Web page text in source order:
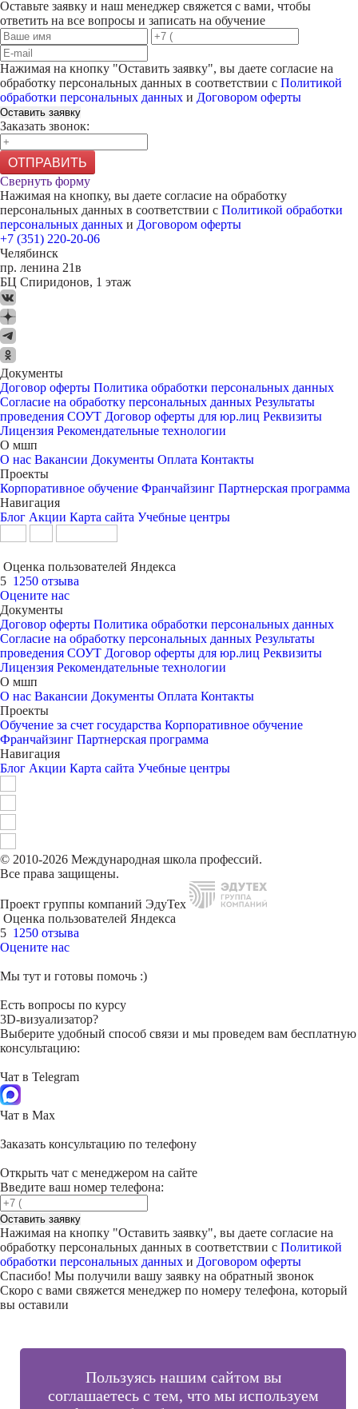
Оставьте заявку и наш менеджер свяжется с вами, чтобы
ответить на все вопросы и записать на обучение
Нажимая на кнопку "Оставить заявку", вы даете согласие на
обработку персональных данных в соответствии с Политикой
обработки персональных данных и Договором оферты
Оставить заявку
Заказать звонок:
ОТПРАВИТЬ
Свернуть форму
Нажимая на кнопку, вы даете согласие на обработку
персональных данных в соответствии с Политикой обработки
персональных данных и Договором оферты
+7 (351) 220-20-06
Челябинск
пр. ленина 21в
БЦ Спиридонов, 1 этаж
Документы
Договор оферты Политика обработки персональных данных
Согласие на обработку персональных данных Результаты
проведения СОУТ Договор оферты для юр.лиц Реквизиты
Лицензия Рекомендательные технологии
О мшп
О нас Вакансии Документы Оплата Контакты
Проекты
Корпоративное обучение Франчайзинг Партнерская программа
Навигация
Блог Акции Карта сайта Учебные центры
Оценка пользователей Яндекса
5 1250 отзыва
Оцените нас
Документы
Договор оферты Политика обработки персональных данных
Согласие на обработку персональных данных Результаты
проведения СОУТ Договор оферты для юр.лиц Реквизиты
Лицензия Рекомендательные технологии
О мшп
О нас Вакансии Документы Оплата Контакты
Проекты
Обучение за счет государства Корпоративное обучение
Франчайзинг Партнерская программа
Навигация
Блог Акции Карта сайта Учебные центры
© 2010-2026 Международная школа профессий.
Все права защищены.
Проект группы компаний ЭдуТех
Оценка пользователей Яндекса
5 1250 отзыва
Оцените нас
Пользуясь нашим сайтом вы
соглашаетесь с тем, что мы используем
Мы тут и готовы помочь :)
Есть вопросы по курсу
3D-визуализатор?
Выберите удобный способ связи и мы проведем вам бесплатную
консультацию:
Чат в Telegram
Чат в Max
Заказать консультацию по телефону
Открыть чат с менеджером на сайте
Введите ваш номер телефона:
Оставить заявку
Нажимая на кнопку "Оставить заявку", вы даете согласие на
обработку персональных данных в соответствии с Политикой
обработки персональных данных и Договором оферты
Спасибо! Мы получили вашу заявку на обратный звонок
Скоро с вами свяжется менеджер по номеру телефона, который
вы оставили